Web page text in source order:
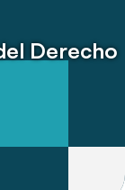
Derecho